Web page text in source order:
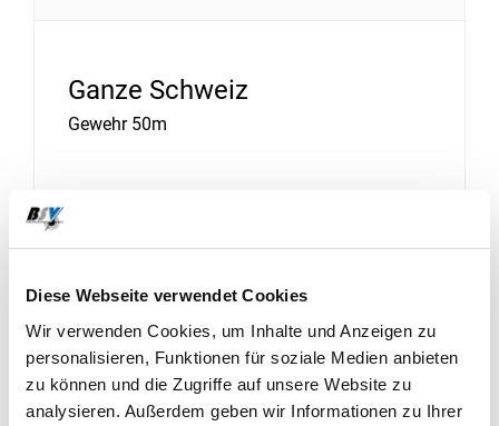
Diese Webseite verwendet Cookies
Wir verwenden Cookies, um Inhalte und Anzeigen zu
personalisieren, Funktionen für soziale Medien anbieten
zu können und die Zugriffe auf unsere Website zu
analysieren. Außerdem geben wir Informationen zu Ihrer
Ganze Schweiz
Gewehr 50m
2023